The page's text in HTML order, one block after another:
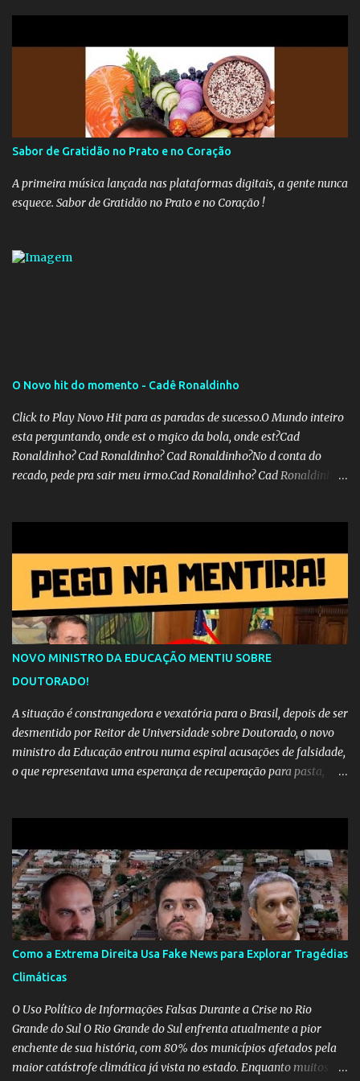
a publicação, a reforma da Previdência Social também está sendo
analisada pelos governadores, que querem subir a taxa de
recolhimento. Nesse caso, seriam atingidos os inativos da União e
dos estados. Atualmente, o teto do INSS é de R$ 5.189,82
Sabor de Gratidão no Prato e no Coração
A primeira música lançada nas plataformas digitais, a gente nunca
esquece. Sabor de Gratidão no Prato e no Coração !
O Novo hit do momento - Cadê Ronaldinho
Click to Play Novo Hit para as paradas de sucesso.O Mundo inteiro
esta perguntando, onde est o mgico da bola, onde est?Cad
Ronaldinho? Cad Ronaldinho? Cad Ronaldinho?No d conta do
recado, pede pra sair meu irmo.Cad Ronaldinho? Cad Ronaldinho?
NOVO MINISTRO DA EDUCAÇÃO MENTIU SOBRE
DOUTORADO!
A situação é constrangedora e vexatória para o Brasil, depois de ser
desmentido por Reitor de Universidade sobre Doutorado, o novo
ministro da Educação entrou numa espiral acusações de falsidade,
o que representava uma esperança de recuperação para pasta,
meio vai ter o seu terceiro ministro no comando, depois da
insensatez de Vélez e as loucuras ideológicas de Weintraub, parecia
que a ala influenciada por Olavo de Carvalho tinha perdido força
na gestão... Mas as mentiras de Carlos Alberto Decotelli podem
trazer mais problemas do que soluções a Educação brasileira,
afinal de contas como acreditar em algo proposto pelo novo
ministro sem imaginar que ele só esta querendo auferir vantagens
pessoais em uma pasta de tamanha envergadura e influência na
vida dos brasileiros. Evelin Azevedo escreveu brilhantemen...
Como a Extrema Direita Usa Fake News para Explorar Tragédias
Climáticas
O Uso Político de Informações Falsas Durante a Crise no Rio
Grande do Sul O Rio Grande do Sul enfrenta atualmente a pior
enchente de sua história, com 80% dos municípios afetados pela
maior catástrofe climática já vista no estado. Enquanto muitos se